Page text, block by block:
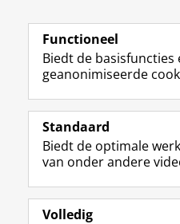
Volg de RUG
Studiekiezers
Alumni
Functioneel
Biedt de
geanonimiseerde
Standaard
Biedt de optimale
van onder andere
Volledig